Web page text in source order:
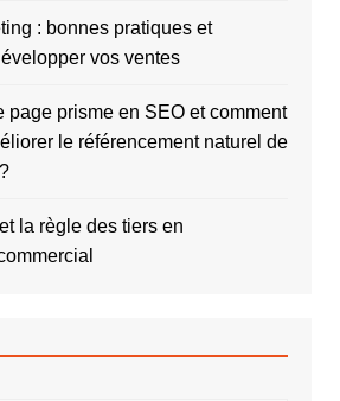
: bonnes pratiques et
vos ventes
page prisme en SEO et comment
le référencement naturel de
la règle des tiers en